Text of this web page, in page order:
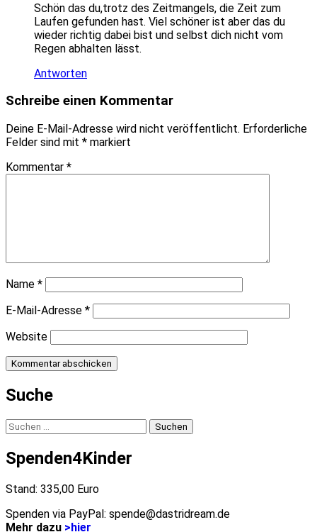
Schön das du,trotz des Zeitmangels, die Zeit zum
Laufen gefunden hast. Viel schöner ist aber das du
wieder richtig dabei bist und selbst dich nicht vom
Regen abhalten lässt.
Antworten
Schreibe einen Kommentar
Deine E-Mail-Adresse wird nicht veröffentlicht. Erforderliche
Felder sind mit * markiert
Kommentar *
Name *
E-Mail-Adresse *
Website
Suche
Suchen
nach:
Spenden4Kinder
Stand: 335,00 Euro
Spenden via PayPal: spende@dastridream.de
Mehr dazu >hier